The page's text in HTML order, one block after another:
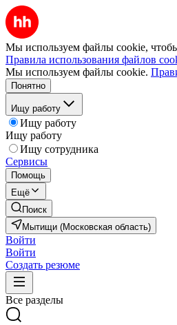
Мы используем файлы cookie, чтобы
Правила использования файлов
Мы используем файлы cookie.
Понятно
Ищу работу
Ищу работу
Ищу работу
Ищу сотрудника
Сервисы
Помощь
Ещё
Поиск
Мытищи (Московская область)
Войти
Войти
Создать резюме
Все разделы